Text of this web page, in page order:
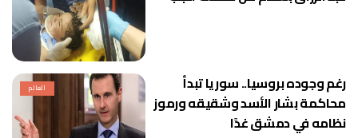
العالم
رغم وجوده بروسيا.. سوريا تبدأ
محاكمة بشار الأسد وشقيقه ورموز
نظامه في دمشق غدًا